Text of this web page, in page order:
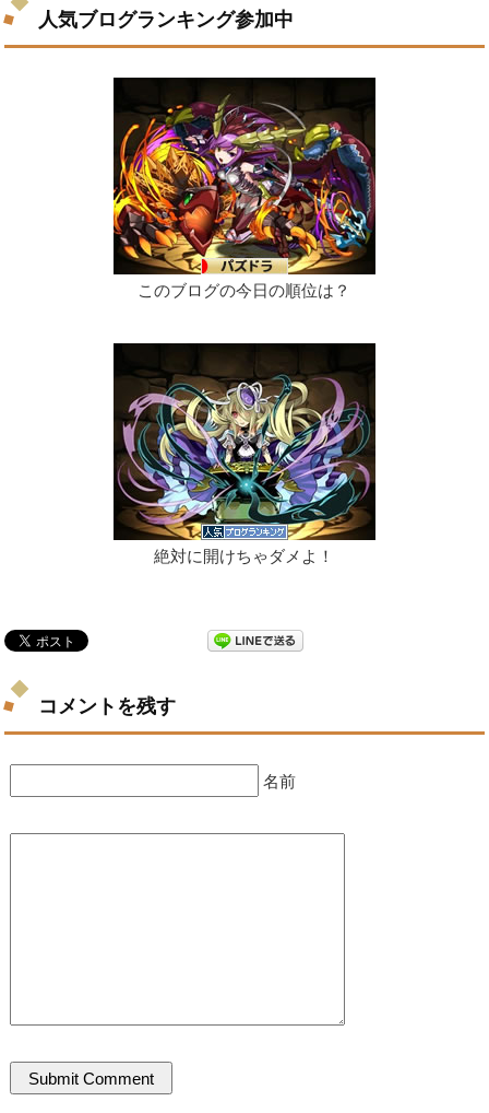
人気ブログランキング参加中
このブログの今日の順位は？
絶対に開けちゃダメよ！
コメントを残す
名前